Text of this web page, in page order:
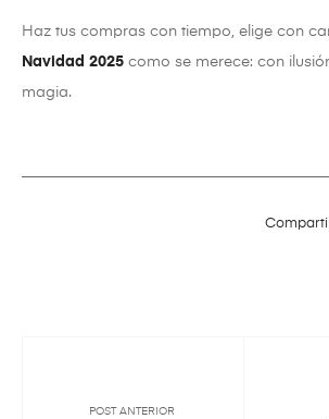
Haz tus compras con tiempo, elige con
Navidad 2025 como se merece: con
magia.
POST ANTERIOR